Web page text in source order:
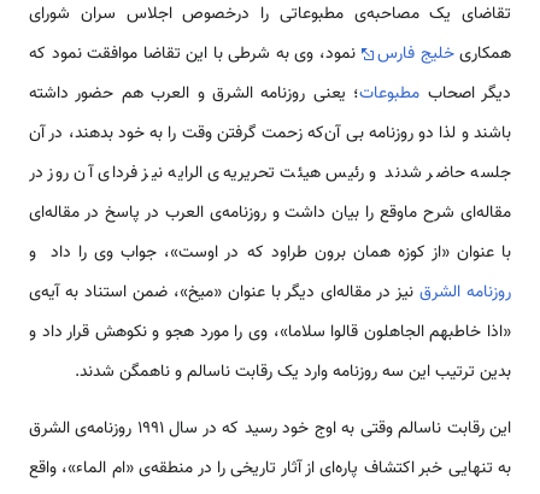
تقاضای یک مصاحبه‌ی مطبوعاتی را درخصوص اجلاس سران شورای
همکاریخلیج فارس
نمود، وی به شرطی با این تقاضا موافقت نمود که
دیگر اصحاب مطبوعات؛ یعنی روزنامه الشرق و العرب هم حضور داشته
باشند و لذا دو روزنامه بی آن‌که زحمت گرفتن وقت را به خود بدهند، در آن
جلسه حاضر شدند و رئیس هیئت تحریریه‌ی الرایه نیز فردای آن روز در
مقاله‌ای شرح ماوقع را بیان داشت و روزنامه‌ی العرب در پاسخ در مقاله‌ای
با عنوان «از کوزه همان برون طراود که در اوست»، جواب وی را داد و
روزنامه الشرقنیز در مقاله‌ای دیگر با عنوان «میخ»، ضمن استناد به آیه‌ی
«اذا خاطبهم الجاهلون قالوا سلاما»، وی را مورد هجو و نکوهش قرار داد و
بدین ترتیب این سه روزنامه وارد یک رقابت ناسالم و ناهمگن شدند.
این رقابت ناسالم وقتی به اوج خود رسید که در سال 1991 روزنامه‌ی الشرق
به تنهایی خبر اکتشاف پاره‌ای از آثار تاریخی را در منطقه‌ی «ام الماء»، واقع